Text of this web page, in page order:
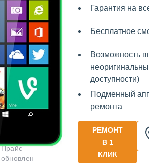
Гарантия на
Бесплатное
Возможность
доступности)
Подменный
ремонта
РЕМОНТ
В 1
КЛИК
Прайс
обновлен